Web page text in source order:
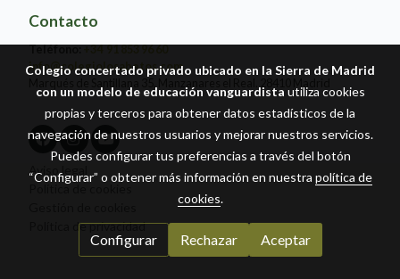
Contacto
Teléfono:+34 91 853 96 60
info@colegiolosabetos.com
Aviso legal
Política de cookies
Política de privacidad
Colegio concertado privado ubicado en la Sierra de Madrid
con un modelo de educación vanguardista utiliza cookies
propias y terceros para obtener datos estadísticos de la
navegación de nuestros usuarios y mejorar nuestros servicios.
Puedes configurar tus preferencias a través del botón
“Configurar” o obtener más información en nuestra política de
cookies.
Configurar Rechazar Aceptar